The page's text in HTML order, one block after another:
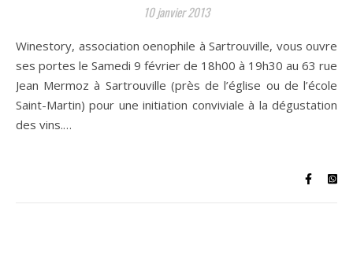
10 janvier 2013
Winestory, association oenophile à Sartrouville, vous ouvre
ses portes le Samedi 9 février de 18h00 à 19h30 au 63 rue
Jean Mermoz à Sartrouville (près de l’église ou de l’école
Saint-Martin) pour une initiation conviviale à la dégustation
des vins.…